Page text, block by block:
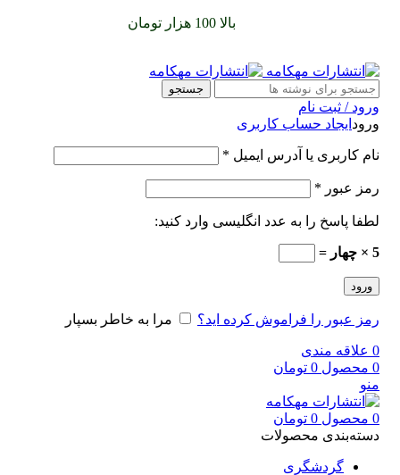
بالا 100 هزار تومان
جستجو
ورود / ثبت نام
ورود ایجاد حساب کاربری
نام کاربری یا آدرس ایمیل *
رمز عبور *
لطفا پاسخ را به عدد انگلیسی وارد کنید:
5 × چهار =
ورود
رمز عبور را فراموش کرده اید؟ مرا به خاطر بسپار
0 علاقه مندی
0 محصول 0 تومان
منو
0 محصول 0 تومان
دسته‌بندی محصولات
گردشگری